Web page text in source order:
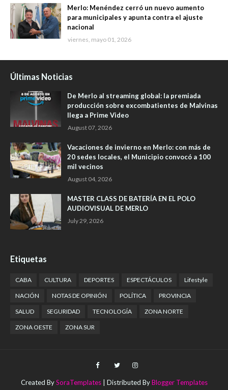
Merlo: Menéndez cerró un nuevo aumento
para municipales y apunta contra el ajuste
nacional
viernes, mayo 01, 2026
Últimas Noticias
De Merlo al streaming global: la premiada
producción sobre excombatientes de Malvinas
llega a Prime Video
August 07, 2026
Vacaciones de invierno en Merlo: con más de
20 sedes locales, el Municipio convocó a 100
mil vecinos
August 04, 2026
MASTER CLASS DE BATERÍA EN EL POLO
AUDIOVISUAL DE MERLO
July 29, 2026
Etiquetas
CABA CULTURA DEPORTES ESPECTÁCULOS Lifestyle
NACIÓN NOTAS DE OPINIÓN POLÍTICA PROVINCIA
SALUD SEGURIDAD TECNOLOGÍA ZONA NORTE
ZONA OESTE ZONA SUR
Created BySoraTemplates| Distributed ByBlogger Templates